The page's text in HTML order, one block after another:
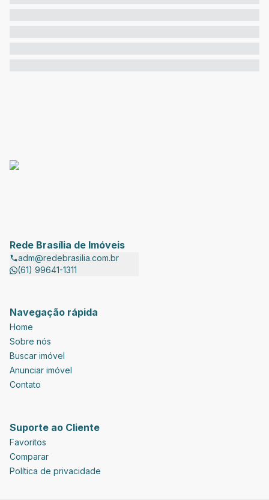
Rede Brasília de Imóveis
adm@redebrasilia.com.br
(61) 99641-1311
Navegação rápida
Home
Sobre nós
Buscar imóvel
Anunciar imóvel
Contato
Suporte ao Cliente
Favoritos
Comparar
Política de privacidade